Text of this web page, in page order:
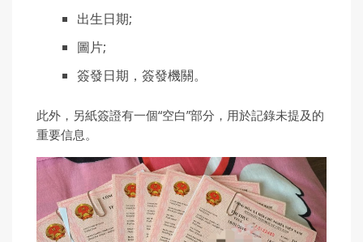
出生日期;
圖片;
簽發日期，簽發機關。
此外，另紙簽證有一個“空白”部分，用於記錄未提及的
重要信息。